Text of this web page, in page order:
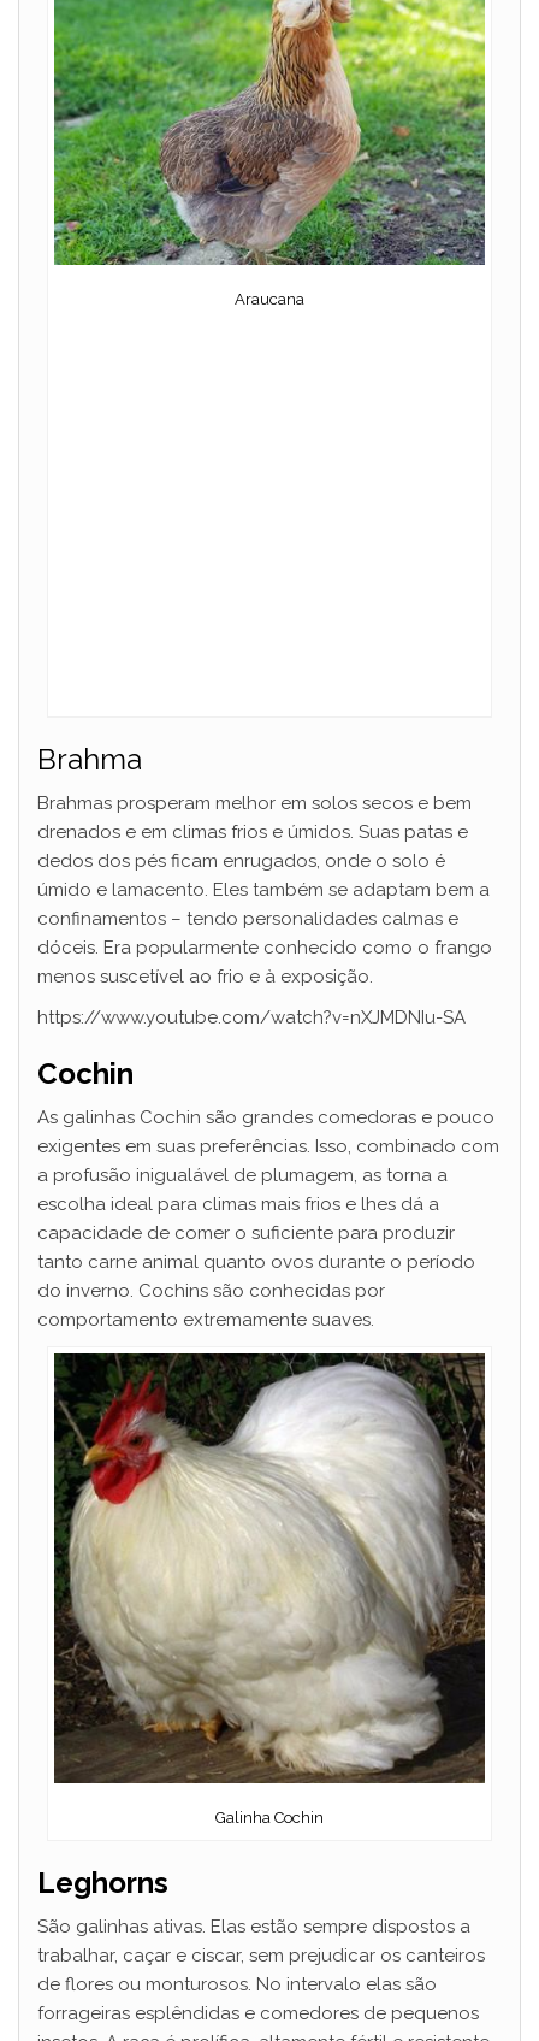
Araucana
Brahma
Brahmas prosperam melhor em solos secos e bem
drenados e em climas frios e úmidos. Suas patas e
dedos dos pés ficam enrugados, onde o solo é
úmido e lamacento. Eles também se adaptam bem a
confinamentos – tendo personalidades calmas e
dóceis. Era popularmente conhecido como o frango
menos suscetível ao frio e à exposição.
https://www.youtube.com/watch?v=nXJMDNIu-SA
Cochin
As galinhas Cochin são grandes comedoras e pouco
exigentes em suas preferências. Isso, combinado com
a profusão inigualável de plumagem, as torna a
escolha ideal para climas mais frios e lhes dá a
capacidade de comer o suficiente para produzir
tanto carne animal quanto ovos durante o período
do inverno. Cochins são conhecidas por
comportamento extremamente suaves.
Galinha Cochin
Leghorns
São galinhas ativas. Elas estão sempre dispostos a
trabalhar, caçar e ciscar, sem prejudicar os canteiros
de flores ou monturosos. No intervalo elas são
forrageiras esplêndidas e comedores de pequenos